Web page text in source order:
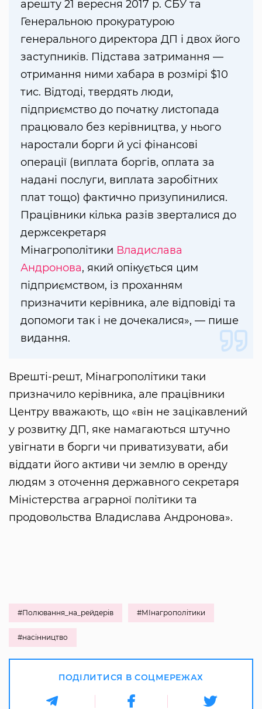
арешту 21 вересня 2017 р. СБУ та
Генеральною прокуратурою
генерального директора ДП і двох його
заступників. Підстава затримання —
отримання ними хабара в розмірі $10
тис. Відтоді, твердять люди,
підприємство до початку листопада
працювало без керівництва, у нього
наростали борги й усі фінансові
операції (виплата боргів, оплата за
надані послуги, виплата заробітних
плат тощо) фактично призупинилися.
Працівники кілька разів зверталися до
держсекретаря
Мінагрополітики Владислава
Андронова, який опікується цим
підприємством, із проханням
призначити керівника, але відповіді та
допомоги так і не дочекалися», — пише
видання.
Врешті-решт, Мінагрополітики таки
призначило керівника, але працівники
Центру вважають, що «він не зацікавлений
у розвитку ДП, яке намагаються штучно
увігнати в борги чи приватизувати, аби
віддати його активи чи землю в оренду
людям з оточення державного секретаря
Міністерства аграрної політики та
продовольства Владислава Андронова».
#Полювання_на_рейдерів #МІнагрополітики
#насінництво
ПОДІЛИТИСЯ В СОЦМЕРЕЖАХ